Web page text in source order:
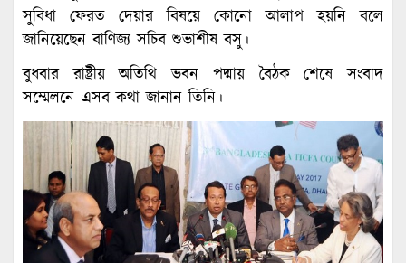
সুবিধা ফেরত দেয়ার বিষয়ে কোনো আলাপ হয়নি বলে
জানিয়েছেন বাণিজ্য সচিব শুভাশীষ বসু।
বুধবার রাষ্ট্রীয় অতিথি ভবন পদ্মায় বৈঠক শেষে সংবাদ
সম্মেলনে এসব কথা জানান তিনি।